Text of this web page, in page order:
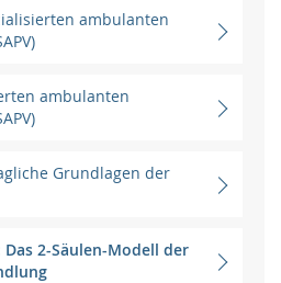
ambulanten
ambulanten
Grundlagen der
2-Säulen-Modell der